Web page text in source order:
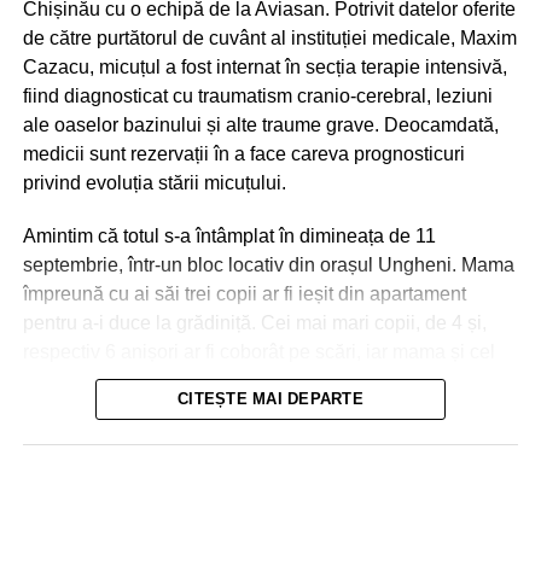
Nici în Chișinău situația nu a fost una mai bună. Aici
Chișinău cu o echipă de la Aviasan. Potrivit datelor oferite
de către purtătorul de cuvânt al instituției medicale, Maxim
Cazacu, micuțul a fost internat în secția terapie intensivă,
fiind diagnosticat cu traumatism cranio-cerebral, leziuni
ale oaselor bazinului și alte traume grave. Deocamdată,
medicii sunt rezervații în a face careva prognosticuri
privind evoluția stării micuțului.
Amintim că totul s-a întâmplat în dimineața de 11
septembrie, într-un bloc locativ din orașul Ungheni. Mama
împreună cu ai săi trei copii ar fi ieșit din apartament
pentru a-i duce la grădiniță. Cei mai mari copii, de 4 și,
de-al treilea micuț, de 2 ani, urmau să meargă cu
ascensorul. La ușile deschise ale liftului, mama a reușit
CITEȘTE MAI DEPARTE